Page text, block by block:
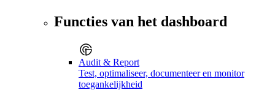
Functies van het dashboard
Audit & Report
Test, optimaliseer, documenteer en monitor
toegankelijkheid